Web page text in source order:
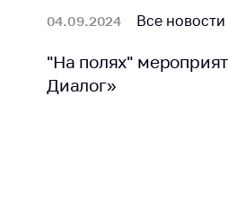
совет
Соискателям
Награждения
04.09.2024 Все новости
"На полях"
Диалог»